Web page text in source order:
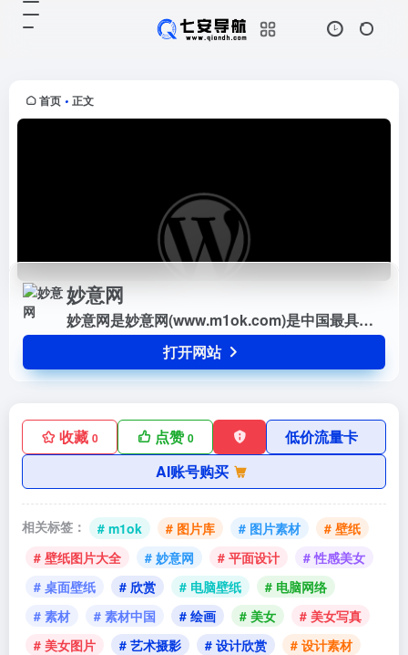
首页 • 正文
妙意网
妙意网是妙意网(www.m1ok.com)是中国最具人气的大型综合性设计网站。
打开网站
收藏 0 点赞0
低价流量卡
AI账号购买
相关标签： # m1ok # 图片库 # 图片素材
# 壁纸
# 壁纸图片大全
# 妙意网 # 平面设计
# 性感美女
# 桌面壁纸
# 欣赏 # 电脑壁纸
# 电脑网络
# 素材
# 素材中国 # 绘画 # 美女
# 美女写真
# 美女图片
# 艺术摄影 # 设计欣赏
# 设计素材
站。